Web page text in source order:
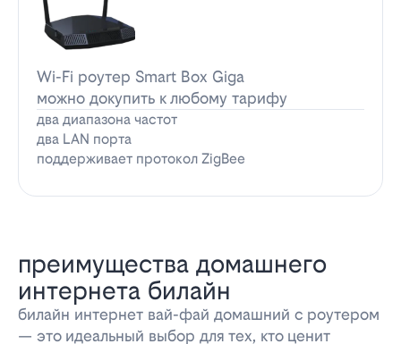
Wi-Fi роутер Smart Box Giga
можно докупить к любому тарифу
два диапазона частот
два LAN порта
поддерживает протокол ZigBee
преимущества домашнего
интернета билайн
билайн интернет вай-фай домашний с роутером
— это идеальный выбор для тех, кто ценит